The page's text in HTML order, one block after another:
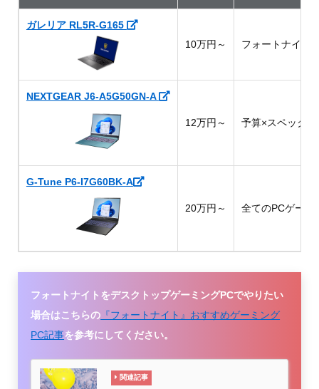
ガレリア RL5R-G165
10万円～
フォートナイト
NEXTGEAR J6-A5G50GN-A
12万円～ 予算×スペック
G-Tune P6-I7G60BK-A
20万円～ 全てのPCゲーム
フォートナイトをデスクトップゲーミングPCでやりたい
場合はこちらの 『フォートナイト』おすすめゲーミング
PC記事を参考にしてください。
関連記事